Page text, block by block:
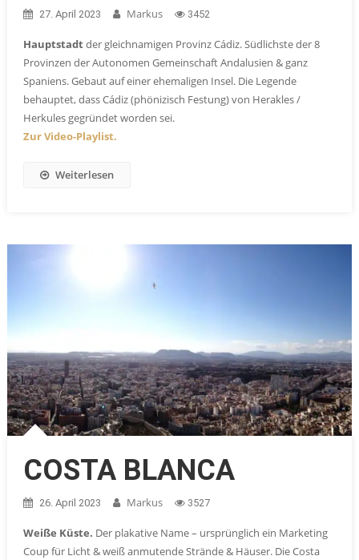
27. April 2023 Markus 3452
Hauptstadtder gleichnamigen Provinz Cádiz. Südlichste der 8
Provinzen der Autonomen Gemeinschaft Andalusien & ganz
Spaniens. Gebaut auf einer ehemaligen Insel. Die Legende
behauptet, dass Cádiz (phönizisch Festung) von Herakles /
Herkules gegründet worden sei.
Zur Video-Playlist.
Weiterlesen
COSTA BLANCA
26. April 2023 Markus 3527
Weiße Küste. Der plakative Name – ursprünglich ein Marketing
Coup für Licht & weiß anmutende Strände & Häuser. Die Costa